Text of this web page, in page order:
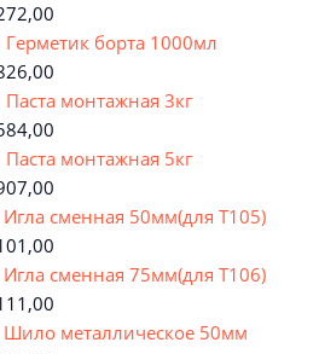
Герметик борта 1000мл
Паста монтажная 3кг
Паста монтажная 5кг
Игла сменная 50мм(для Т105)
Игла сменная 75мм(для Т106)
Шило металлическое 50мм